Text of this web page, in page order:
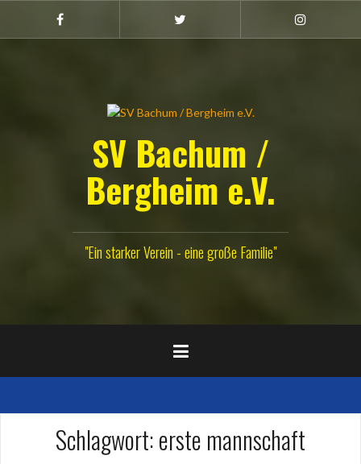
springen
Facebook
Instagram
(Damen)
SV Bachum /
Bergheim e.V.
"Ein starker Verein - eine große Familie"
Schlagwort:erste mannschaft